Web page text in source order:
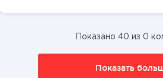
Показано 40 из 0
Показать